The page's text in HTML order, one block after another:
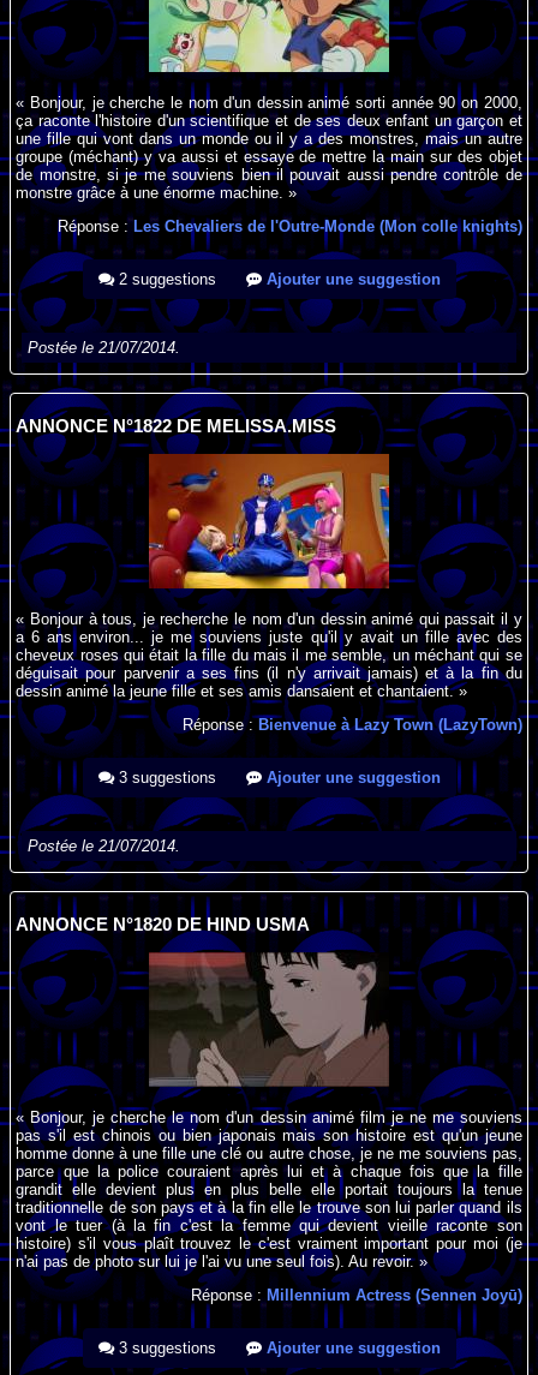
« Bonjour, je cherche le nom d'un dessin animé sorti année 90 on 2000,
ça raconte l'histoire d'un scientifique et de ses deux enfant un garçon et
une fille qui vont dans un monde ou il y a des monstres, mais un autre
groupe (méchant) y va aussi et essaye de mettre la main sur des objet
de monstre, si je me souviens bien il pouvait aussi pendre contrôle de
monstre grâce à une énorme machine. »
Réponse :Les Chevaliers de l'Outre-Monde (Mon colle knights)
2 suggestions Ajouter une suggestion
Postée le 21/07/2014.
ANNONCE N°1822 DE MELISSA.MISS
« Bonjour à tous, je recherche le nom d'un dessin animé qui passait il y
a 6 ans environ... je me souviens juste qu'il y avait un fille avec des
cheveux roses qui était la fille du mais il me semble, un méchant qui se
déguisait pour parvenir a ses fins (il n'y arrivait jamais) et à la fin du
dessin animé la jeune fille et ses amis dansaient et chantaient. »
Réponse : Bienvenue à Lazy Town (LazyTown)
3 suggestions Ajouter une suggestion
Postée le 21/07/2014.
ANNONCE N°1820 DE HIND USMA
« Bonjour, je cherche le nom d'un dessin animé film je ne me souviens
pas s'il est chinois ou bien japonais mais son histoire est qu'un jeune
homme donne à une fille une clé ou autre chose, je ne me souviens pas,
parce que la police couraient après lui et à chaque fois que la fille
grandit elle devient plus en plus belle elle portait toujours la tenue
traditionnelle de son pays et à la fin elle le trouve son lui parler quand ils
vont le tuer (à la fin c'est la femme qui devient vieille raconte son
histoire) s'il vous plaît trouvez le c'est vraiment important pour moi (je
n'ai pas de photo sur lui je l'ai vu une seul fois). Au revoir. »
Réponse : Millennium Actress (Sennen Joyū)
3 suggestions Ajouter une suggestion